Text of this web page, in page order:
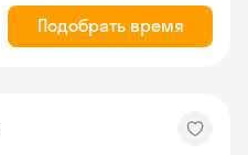
Подобрать время